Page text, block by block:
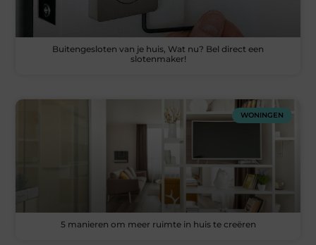
Buitengesloten van je huis, Wat nu? Bel direct een
slotenmaker!
WONINGEN
5 manieren om meer ruimte in huis te creëren